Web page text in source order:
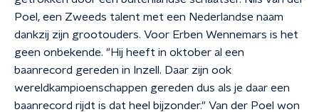
Poel, een Zweeds talent met een Nederlandse naam
dankzij zijn grootouders. Voor Erben Wennemars is het
geen onbekende. "Hij heeft in oktober al een
baanrecord gereden in Inzell. Daar zijn ook
wereldkampioenschappen gereden dus als je daar een
baanrecord rijdt is dat heel bijzonder." Van der Poel won